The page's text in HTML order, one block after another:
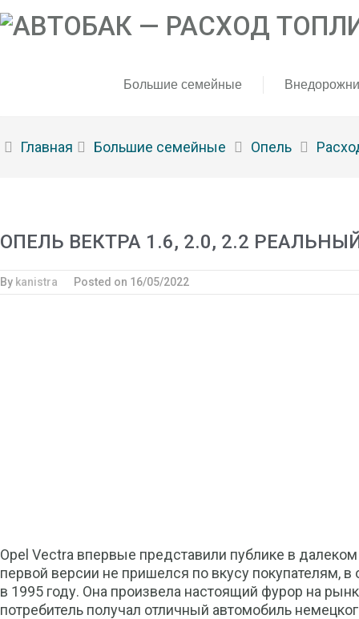
Большие семейные
Главная Большие семейные Опель
ОПЕЛЬ ВЕКТРА 1.6, 2.0, 2.2
By kanistra Posted on 16/05/2022
Opel Vectra впервые представили публике в
первой версии не пришелся по вкусу покупателям, в
в 1995 году. Она произвела настоящий фурор на
потребитель получал отличный автомобиль